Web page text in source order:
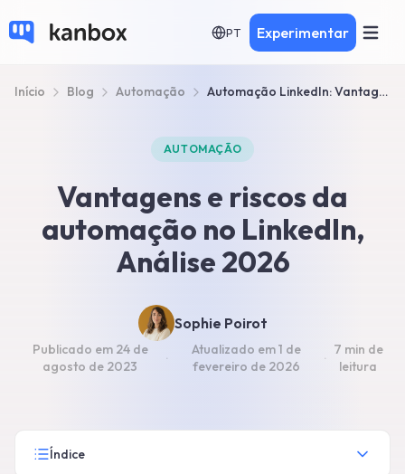
PT Experimentar
Início Blog Automação Automação LinkedIn: Vantagens e Riscos na Prospecção
AUTOMAÇÃO
Vantagens e riscos da
automação no LinkedIn,
Análise 2026
Sophie Poirot
Publicado em 24 de
agosto de 2023
·
Atualizado em1 de
fevereiro de 2026
·
7 min de
leitura
Índice